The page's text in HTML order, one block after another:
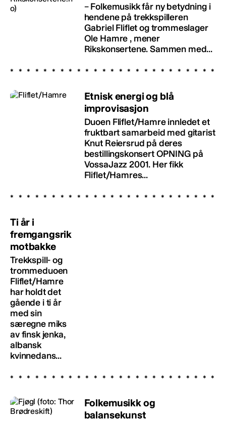
– Folkemusikk får ny betydning i
hendene på trekkspilleren
Gabriel Fliflet og trommeslager
Ole Hamre , mener
Rikskonsertene. Sammen med...
Etnisk energi og blå
improvisasjon
Duoen Fliflet/Hamre innledet et
fruktbart samarbeid med gitarist
Knut Reiersrud på deres
bestillingskonsert OPNING på
VossaJazz 2001. Her fikk
Fliflet/Hamres...
Ti år i
fremgangsrik
motbakke
Trekkspill- og
trommeduoen
Fliflet/Hamre
har holdt det
gående i ti år
med sin
særegne miks
av finsk jenka,
albansk
kvinnedans...
Folkemusikk og
balansekunst